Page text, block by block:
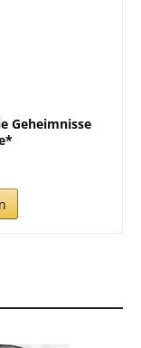
Geheimnisse